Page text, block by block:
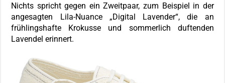
Nichts spricht gegen ein Zweitpaar, zum Beispiel in der
angesagten Lila-Nuance „Digital Lavender“, die an
frühlingshafte Krokusse und sommerlich duftenden
Lavendel erinnert.